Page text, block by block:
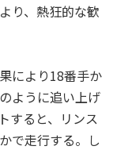
り、熱狂的な歓
により18番手か
ように追い上げ
すると、リンス
で走行する。し